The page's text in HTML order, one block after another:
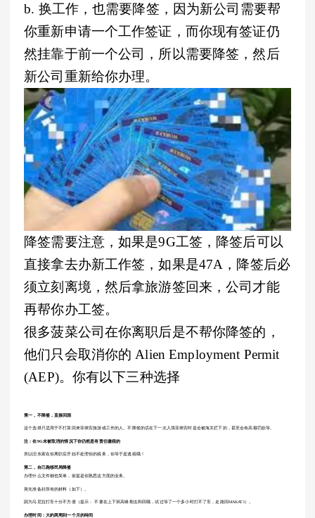
b. 换工作，也需要降签，因为新公司需要帮
你重新申请一个工作签证，而你现有签证仍
然挂靠于前一个公司，所以需要降签，然后
新公司重新给你办理。
降签需要注意，如果是9G工签，降签后可以
直接拿去办新工作签，如果是47A，降签后必
须立刻离境，然后拿旅游签回来，公司才能
再帮你办工签。
很多菠菜公司在你离职后是不帮你降签的，
他们只会取消你的 Alien Employment Permit
(AEP)。你有以下三种选择
第一，不降签，直接回国
这个选择只适用于不打算回来菲律宾旅游或工作的人。不降签的话在下一次入境菲律宾时是会被海关拦下的，甚至会有高额罚款等。
注：在9G未被取消的情况下你仍然是有责任缴税的
所以旧东家在你离职后开始不处理你的税务，你等于是逃税哦！
第二，自己跑移民局降签
办理什么文件都也简单，前提是你熟悉这方面的业务。
第先准备好所有的材料（如下）。
因为马尼拉打车十分不方便（提示： 不要在上下班高锋期去和回哦，试过等了一个多小时打不了车，走路回MAKATI）。
办理时间：大約两周到一个月的時间